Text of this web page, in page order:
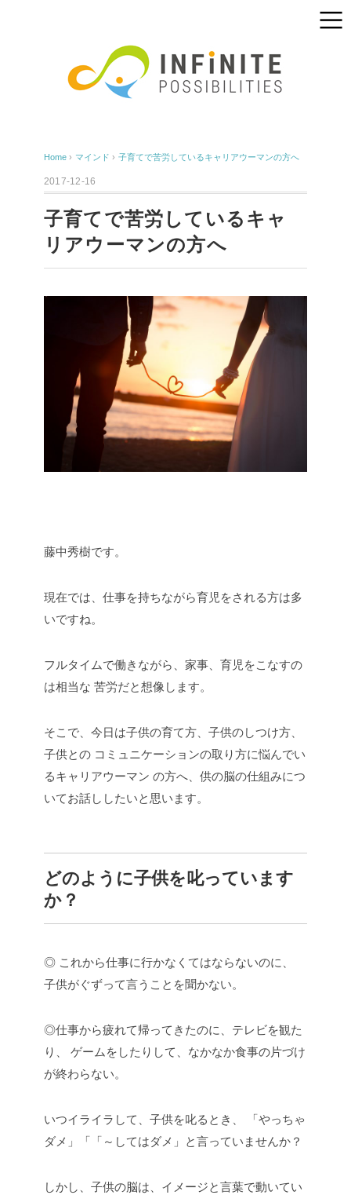
Home › マインド › 子育てで苦労しているキャリアウーマンの方へ
2017-12-16
子育てで苦労しているキャ
リアウーマンの方へ
藤中秀樹です。
現在では、仕事を持ちながら育児をされる方は多
いですね。
フルタイムで働きながら、家事、育児をこなすの
は相当な 苦労だと想像します。
そこで、今日は子供の育て方、子供のしつけ方、
子供との コミュニケーションの取り方に悩んでい
るキャリアウーマン の方へ、供の脳の仕組みにつ
いてお話ししたいと思います。
どのように子供を叱っています
か？
◎ これから仕事に行かなくてはならないのに、
子供がぐずって言うことを聞かない。
◎仕事から疲れて帰ってきたのに、テレビを観た
り、
ゲームをしたりして、なかなか食事の片づけ
が終わらない。
いつイライラして、子供を叱るとき、
「やっちゃ
ダメ」「「～してはダメ」と言っていませんか？
しかし、子供の脳は、イメージと言葉で動いてい